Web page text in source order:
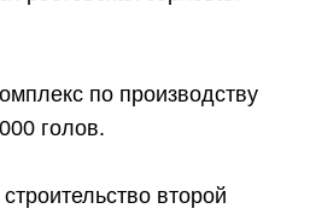
по производству
голов.
второй